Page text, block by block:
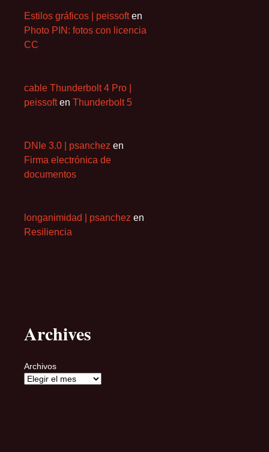
Estilos gráficos | peissoften
Photo PIN: fotos con licencia
CC
cable Thunderbolt 4 Pro |
peissoften Thunderbolt 5
DNIe 3.0 | psanchez en
Firma electrónica de
documentos
longanimidad | psanchez en
Resiliencia
Archives
Archivos